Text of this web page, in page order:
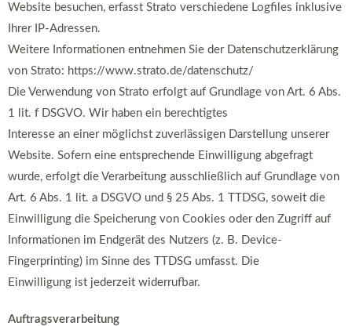
Website besuchen, erfasst Strato verschiedene Logfiles inklusive
Ihrer IP-Adressen.
Weitere Informationen entnehmen Sie der Datenschutzerklärung
von Strato: https://www.strato.de/datenschutz/
Die Verwendung von Strato erfolgt auf Grundlage von Art. 6 Abs.
1 lit. f DSGVO. Wir haben ein berechtigtes
Interesse an einer möglichst zuverlässigen Darstellung unserer
Website. Sofern eine entsprechende Einwilligung abgefragt
wurde, erfolgt die Verarbeitung ausschließlich auf Grundlage von
Art. 6 Abs. 1 lit. a DSGVO und § 25 Abs. 1 TTDSG, soweit die
Einwilligung die Speicherung von Cookies oder den Zugriff auf
Informationen im Endgerät des Nutzers (z. B. Device-
Fingerprinting) im Sinne des TTDSG umfasst. Die
Einwilligung ist jederzeit widerrufbar.
Auftragsverarbeitung